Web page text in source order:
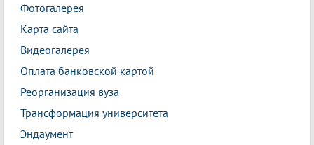
Фотогалерея
Карта сайта
Видеогалерея
Оплата банковской картой
Реорганизация вуза
Трансформация университета
Эндаумент